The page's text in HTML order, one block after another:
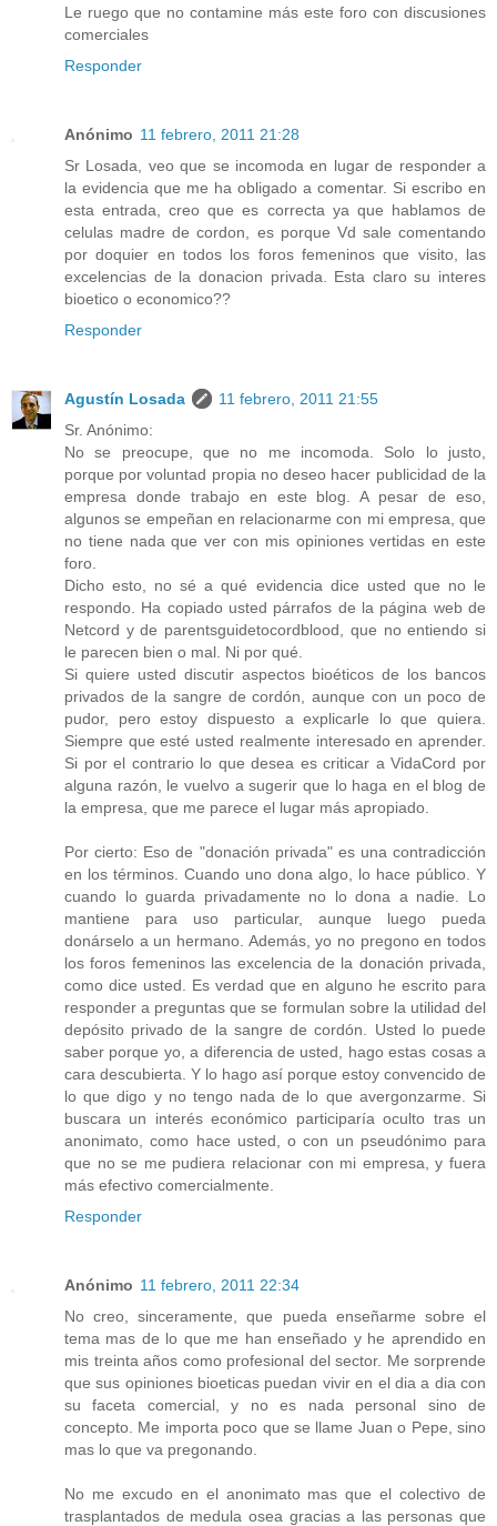
Le ruego que no contamine más este foro con discusiones
comerciales
Responder
Anónimo 11 febrero, 2011 21:28
Sr Losada, veo que se incomoda en lugar de responder a
la evidencia que me ha obligado a comentar. Si escribo en
esta entrada, creo que es correcta ya que hablamos de
celulas madre de cordon, es porque Vd sale comentando
por doquier en todos los foros femeninos que visito, las
excelencias de la donacion privada. Esta claro su interes
bioetico o economico??
Responder
Agustín Losada
11 febrero, 2011 21:55
Sr. Anónimo:
No se preocupe, que no me incomoda. Solo lo justo,
porque por voluntad propia no deseo hacer publicidad de la
empresa donde trabajo en este blog. A pesar de eso,
algunos se empeñan en relacionarme con mi empresa, que
no tiene nada que ver con mis opiniones vertidas en este
foro.
Dicho esto, no sé a qué evidencia dice usted que no le
respondo. Ha copiado usted párrafos de la página web de
Netcord y de parentsguidetocordblood, que no entiendo si
le parecen bien o mal. Ni por qué.
Si quiere usted discutir aspectos bioéticos de los bancos
privados de la sangre de cordón, aunque con un poco de
pudor, pero estoy dispuesto a explicarle lo que quiera.
Siempre que esté usted realmente interesado en aprender.
Si por el contrario lo que desea es criticar a VidaCord por
alguna razón, le vuelvo a sugerir que lo haga en el blog de
la empresa, que me parece el lugar más apropiado.
Por cierto: Eso de "donación privada" es una contradicción
en los términos. Cuando uno dona algo, lo hace público. Y
cuando lo guarda privadamente no lo dona a nadie. Lo
mantiene para uso particular, aunque luego pueda
donárselo a un hermano. Además, yo no pregono en todos
los foros femeninos las excelencia de la donación privada,
como dice usted. Es verdad que en alguno he escrito para
responder a preguntas que se formulan sobre la utilidad del
depósito privado de la sangre de cordón. Usted lo puede
saber porque yo, a diferencia de usted, hago estas cosas a
cara descubierta. Y lo hago así porque estoy convencido de
lo que digo y no tengo nada de lo que avergonzarme. Si
buscara un interés económico participaría oculto tras un
anonimato, como hace usted, o con un pseudónimo para
que no se me pudiera relacionar con mi empresa, y fuera
más efectivo comercialmente.
Responder
Anónimo 11 febrero, 2011 22:34
No creo, sinceramente, que pueda enseñarme sobre el
tema mas de lo que me han enseñado y he aprendido en
mis treinta años como profesional del sector. Me sorprende
que sus opiniones bioeticas puedan vivir en el dia a dia con
su faceta comercial, y no es nada personal sino de
concepto. Me importa poco que se llame Juan o Pepe, sino
mas lo que va pregonando.
No me excudo en el anonimato mas que el colectivo de
trasplantados de medula osea gracias a las personas que